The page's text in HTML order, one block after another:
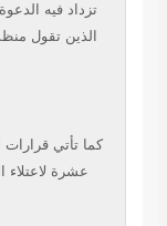
تزداد فيه الدعوة إلى
الذين تقول منظمات
حركة
تأتي قرارات الإفراج
عشرة لاعتلاء الرئيس